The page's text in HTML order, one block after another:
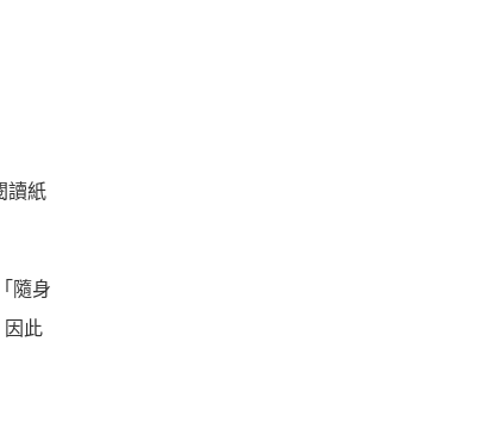
讀紙
隨身
因此